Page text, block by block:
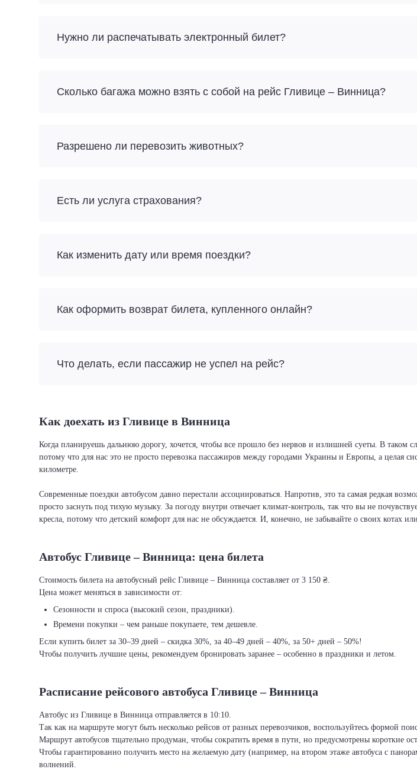
Нужно ли распечатывать электронный билет?
Сколько багажа можно взять с собой на рейс Гливице – Винница?
Разрешено ли перевозить животных?
Есть ли услуга страхования?
Как изменить дату или время поездки?
Как оформить возврат билета, купленного онлайн?
Что делать, если пассажир не успел на рейс?
Как доехать из Гливице в Винница
Когда планируешь дальнюю дорогу, хочется, чтобы все прошло без нервов и излишней суеты. В таком
потому что для нас это не просто перевозка пассажиров между городами Украины и Европы, а целая
километре.
Современные поездки автобусом давно перестали ассоциироваться. Напротив, это та самая редкая
просто заснуть под тихую музыку. За погоду внутри отвечает климат-контроль, так что вы не
кресла, потому что детский комфорт для нас не обсуждается. И, конечно, не забывайте о своих котах
Автобус Гливице – Винница: цена билета
Стоимость билета на автобусный рейс Гливице – Винница составляет от 3 150 ₴.
Цена может меняться в зависимости от:
Сезонности и спроса (высокий сезон, праздники).
Времени покупки – чем раньше покупаете, тем дешевле.
Если купить билет за 30–39 дней – скидка 30%, за 40–49 дней – 40%, за 50+ дней – 50%!
Чтобы получить лучшие цены, рекомендуем бронировать заранее – особенно в праздники и летом.
Расписание рейсового автобуса Гливице – Винница
Автобус из Гливице в Винница отправляется в 10:10.
Так как на маршруте могут быть несколько рейсов от разных перевозчиков, воспользуйтесь формой
Маршрут автобусов тщательно продуман, чтобы сократить время в пути, но предусмотрены короткие
Чтобы гарантированно получить место на желаемую дату (например, на втором этаже автобуса с
волнений.